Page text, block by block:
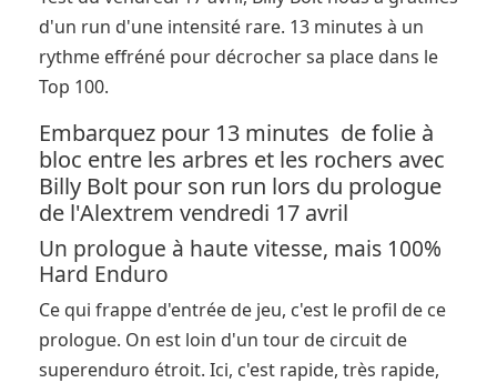
d'un run d'une intensité rare. 13 minutes à un
rythme effréné pour décrocher sa place dans le
Top 100.
Embarquez pour 13 minutes de folie à
bloc entre les arbres et les rochers avec
Billy Bolt pour son run lors du prologue
de l'Alextrem vendredi 17 avril
Un prologue à haute vitesse, mais 100%
Hard Enduro
Ce qui frappe d'entrée de jeu, c'est le profil de ce
prologue. On est loin d'un tour de circuit de
superenduro étroit. Ici, c'est rapide, très rapide,